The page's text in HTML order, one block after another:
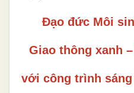
Đạo đức Môi
Giao thông xanh
với công trình sáng